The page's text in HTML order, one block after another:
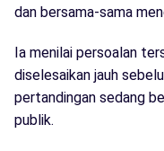
dan bersama-sama
Ia menilai persoalan
diselesaikan jauh
pertandingan sedang
publik.